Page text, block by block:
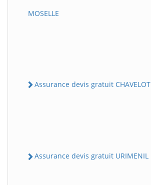
MOSELLE
Assurance devis gratuit CHAVELOT
Assurance devis gratuit URIMENIL